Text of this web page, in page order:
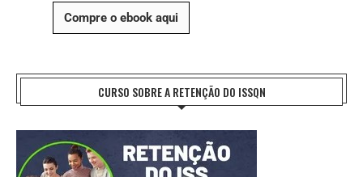
Compre o ebook aqui
CURSO SOBRE A RETENÇÃO DO ISSQN